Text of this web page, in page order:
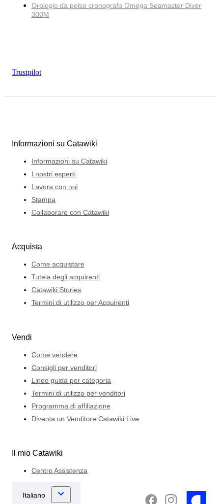
Orologio da polso cronografo Omega Seamaster Diver
300M
Trustpilot
Informazioni su Catawiki
Informazioni su Catawiki
I nostri esperti
Lavora con noi
Stampa
Collaborare con Catawiki
Acquista
Come acquistare
Tutela degli acquirenti
Catawiki Stories
Termini di utilizzo per Acquirenti
Vendi
Come vendere
Consigli per venditori
Linee guida per categoria
Termini di utilizzo per venditori
Programma di affiliazione
Diventa un Venditore Catawiki Live
Il mio Catawiki
Centro Assistenza